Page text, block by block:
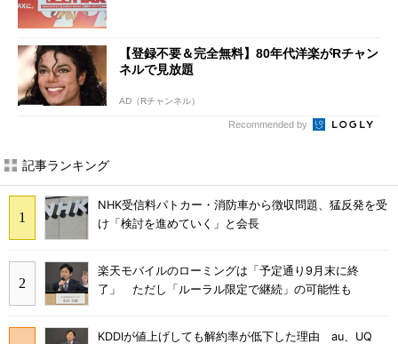
【登録不要＆完全無料】80年代洋楽がRチャン
ネルで見放題
AD（Rチャンネル）
Recommended by
記事ランキング
NHK受信料パトカー・消防車から徴収問題、猛反発を受
け「検討を進めていく」と会長
楽天モバイルのローミングは「予定通り9月末に終
了」 ただし「ルーラル限定で継続」の可能性も
KDDIが値上げしても解約率が低下した理由 au、UQ